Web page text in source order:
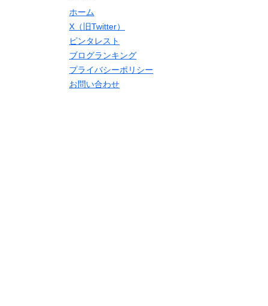
ホーム
X（旧Twitter）
ピンタレスト
ブログランキング
プライバシーポリシー
お問い合わせ